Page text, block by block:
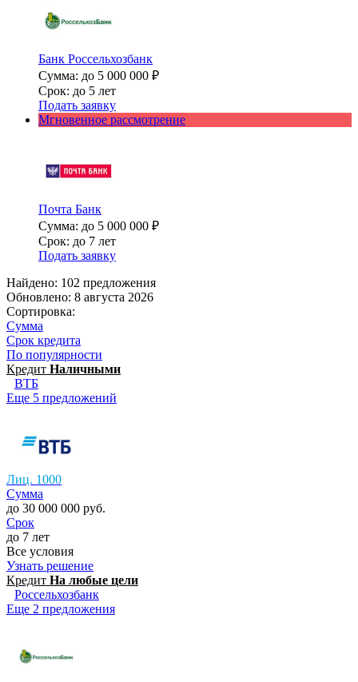
Банк Россельхозбанк
Сумма: до 5 000 000 ₽
Срок: до 5 лет
Подать заявку
Мгновенное рассмотрение
Почта Банк
Сумма: до 5 000 000 ₽
Срок: до 7 лет
Подать заявку
Найдено: 102 предложения
Обновлено: 8 августа 2026
Сортировка:
Сумма
Срок кредита
По популярности
Кредит Наличными
ВТБ
Еще 5 предложений
Лиц. 1000
Сумма
до 30 000 000 руб.
Срок
до 7 лет
Все условия
Узнать решение
Кредит На любые цели
Россельхозбанк
Еще 2 предложения